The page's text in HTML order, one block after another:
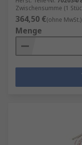
Zwischensumme (1
364,50 €(ohne MwSt.)
Menge